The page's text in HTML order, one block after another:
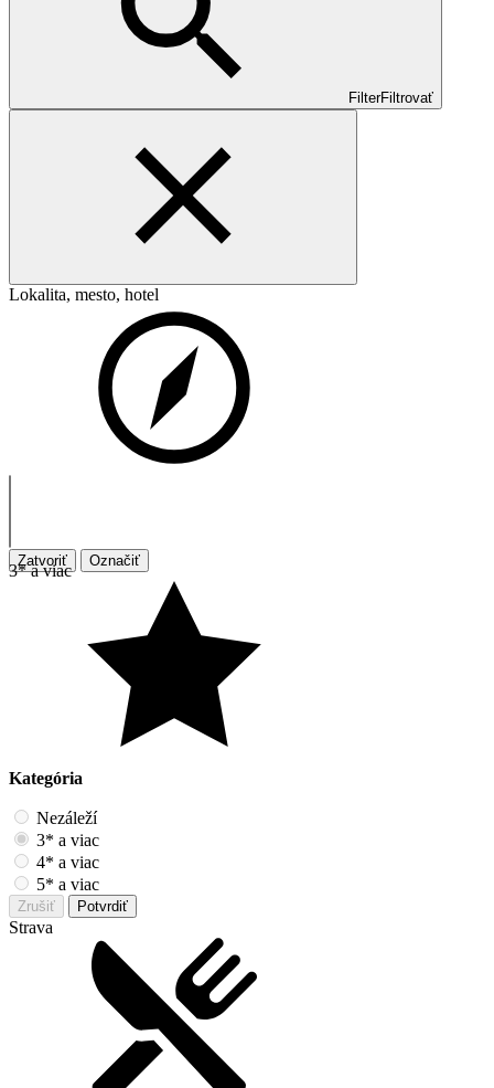
FilterFiltrovať
Lokalita, mesto, hotel
Zatvoriť Označiť
3* a viac
Kategória
Nezáleží
3* a viac
4* a viac
5* a viac
Zrušiť Potvrdiť
Strava